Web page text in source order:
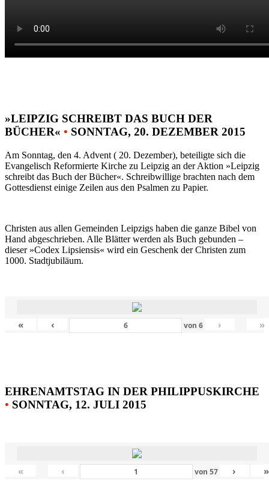
»LEIPZIG SCHREIBT DAS BUCH DER
BÜCHER« • SONNTAG, 20. DEZEMBER 2015
Am Sonntag, den 4. Advent ( 20. Dezember), beteiligte sich die
Evangelisch Reformierte Kirche zu Leipzig an der Aktion »Leipzig
schreibt das Buch der Bücher«. Schreibwillige brachten nach dem
Gottesdienst einige Zeilen aus den Psalmen zu Papier.
Christen aus allen Gemeinden Leipzigs haben die ganze Bibel von
Hand abgeschrieben. Alle Blätter werden als Buch gebunden –
dieser »Codex Lipsiensis« wird ein Geschenk der Christen zum
1000. Stadtjubiläum.
« ‹ von6 › »
EHRENAMTSTAG IN DER PHILIPPUSKIRCHE
• SONNTAG, 12. JULI 2015
« ‹ von 57 › »